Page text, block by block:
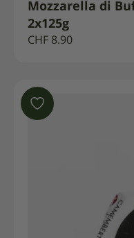
Mozzarella di
2x125g
CHF 8.90